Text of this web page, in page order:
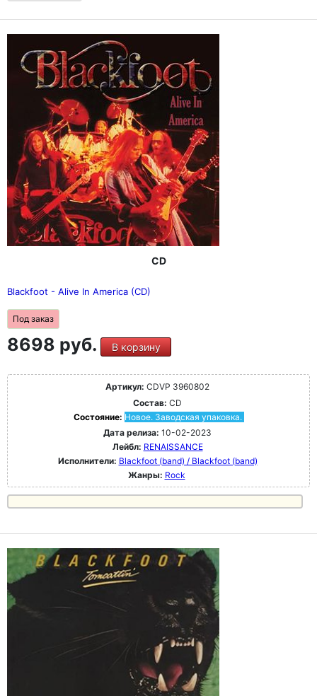
CD
Blackfoot - Alive In America (CD)
Под заказ
8698 руб. В корзину
Артикул: CDVP 3960802
Состав: CD
Состояние: Новое. Заводская упаковка.
Дата релиза: 10-02-2023
Лейбл: RENAISSANCE
Исполнители: Blackfoot (band) / Blackfoot (band)
Жанры: Rock